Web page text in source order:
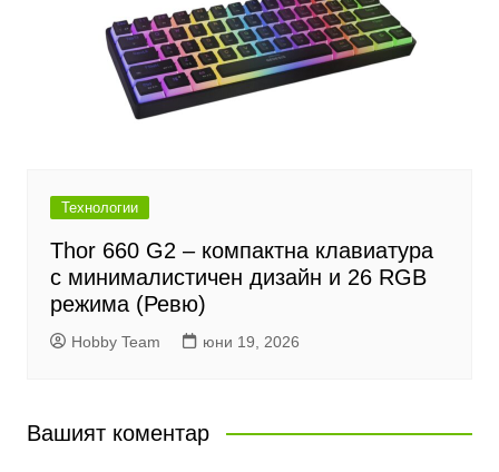
Технологии
Thor 660 G2 – компактна клавиатура
с минималистичен дизайн и 26 RGB
режима (Ревю)
Hobby Team юни 19, 2026
Вашият коментар